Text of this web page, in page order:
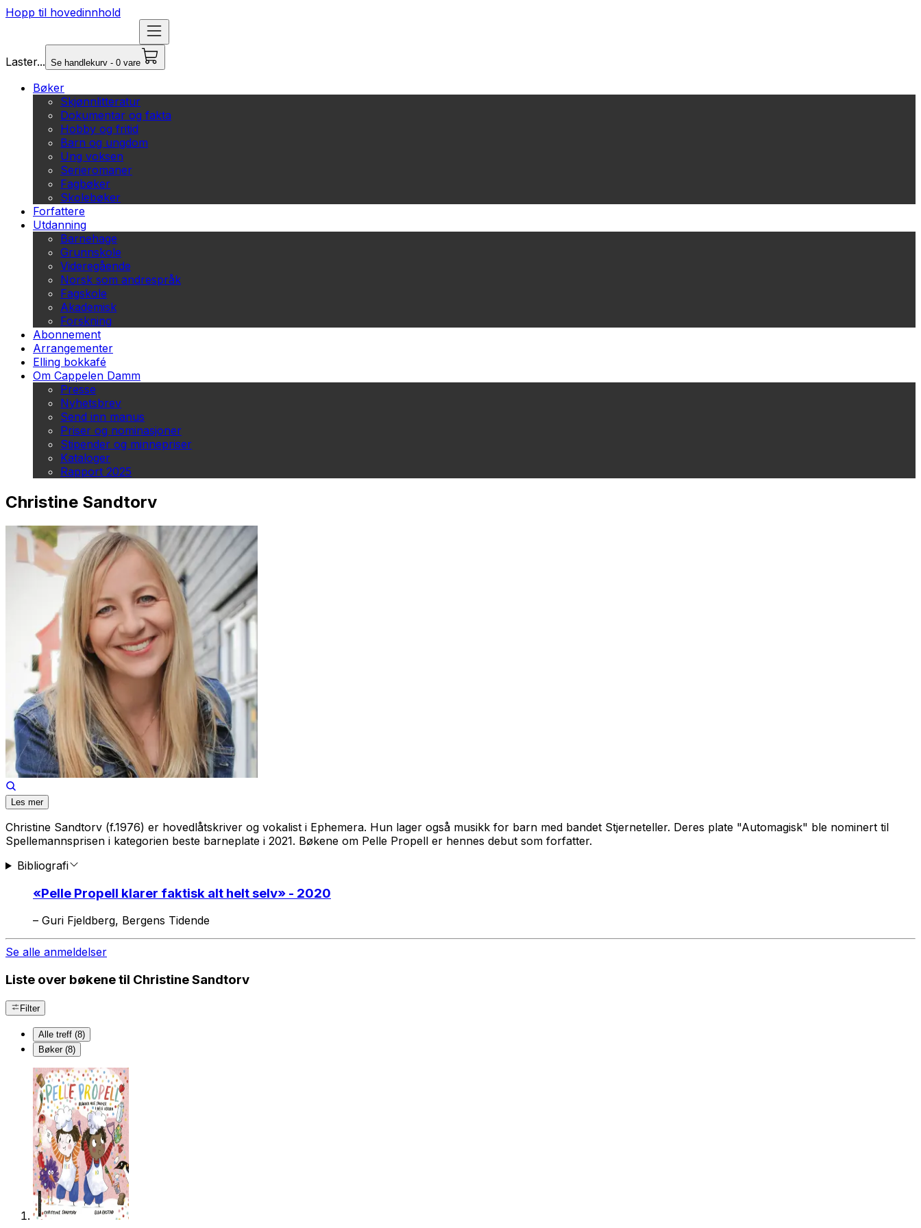
Hopp til hovedinnhold
Laster... Se handlekurv - 0 vare
Bøker
Skjønnlitteratur
Dokumentar og fakta
Hobby og fritid
Barn og ungdom
Ung voksen
Serieromaner
Fagbøker
Skolebøker
Forfattere
Utdanning
Barnehage
Grunnskole
Videregående
Norsk som andrespråk
Fagskole
Akademisk
Forskning
Abonnement
Arrangementer
Elling bokkafé
Om Cappelen Damm
Presse
Nyhetsbrev
Send inn manus
Priser og nominasjoner
Stipender og minnepriser
Kataloger
Rapport 2025
Christine Sandtorv
Les mer
Christine Sandtorv (f.1976) er hovedlåtskriver og vokalist i Ephemera. Hun lager også musikk for barn med bandet Stjerneteller. Deres plate "Automagisk" ble nominert til
Spellemannsprisen i kategorien beste barneplate i 2021. Bøkene om Pelle Propell er hennes debut som forfatter.
Bibliografi
«Pelle Propell klarer faktisk alt helt selv» - 2020
– Guri Fjeldberg, Bergens Tidende
Se alle anmeldelser
Liste over bøkene til Christine Sandtorv
Filter
Alle treff (8)
Bøker (8)